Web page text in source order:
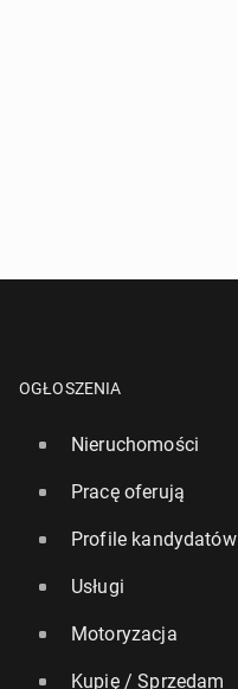
OGŁOSZENIA
Nieruchomości
Pracę oferują
Profile kandydatów
Usługi
Motoryzacja
Kupię / Sprzedam